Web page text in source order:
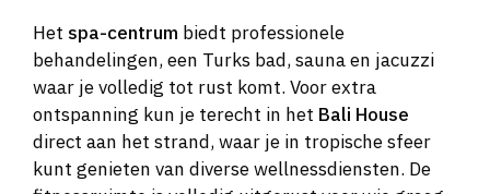
Het spa-centrum biedt professionele
behandelingen, een Turks bad, sauna en jacuzzi
waar je volledig tot rust komt. Voor extra
ontspanning kun je terecht in het Bali House
direct aan het strand, waar je in tropische sfeer
kunt genieten van diverse wellnessdiensten. De